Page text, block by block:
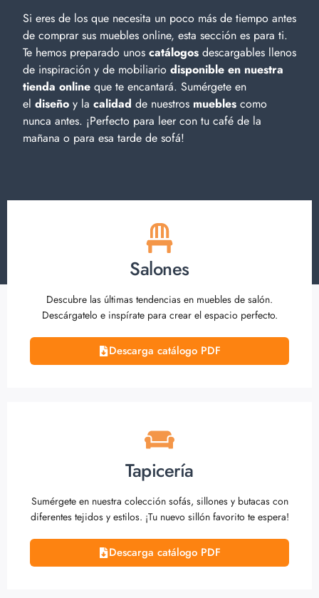
Si eres de los que necesita un poco más de tiempo antes
de comprar sus muebles online, esta sección es para ti.
Te hemos preparado unos catálogos descargables llenos
de inspiración y de mobiliario disponible en nuestra
tienda online que te encantará. Sumérgete en
el diseño y la calidad de nuestros muebles como
nunca antes. ¡Perfecto para leer con tu café de la
mañana o para esa tarde de sofá!
Salones
Descubre las últimas tendencias en muebles de salón.
Descárgatelo e inspírate para crear el espacio perfecto.
Descarga catálogo PDF
Tapicería
Sumérgete en nuestra colección sofás, sillones y butacas con
diferentes tejidos y estilos. ¡Tu nuevo sillón favorito te espera!
Descarga catálogo PDF